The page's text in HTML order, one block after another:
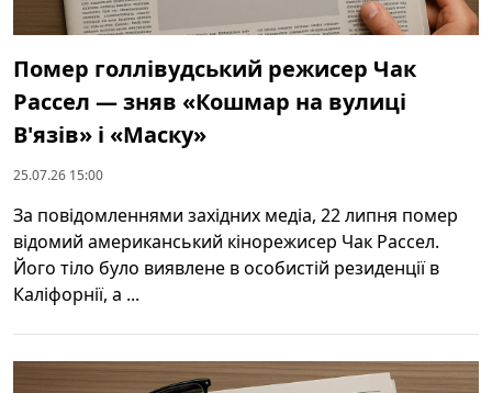
Помер голлівудський режисер Чак
Рассел — зняв «Кошмар на вулиці
В'язів» і «Маску»
25.07.26 15:00
За повідомленнями західних медіа, 22 липня помер
відомий американський кінорежисер Чак Рассел.
Його тіло було виявлене в особистій резиденції в
Каліфорнії, а ...